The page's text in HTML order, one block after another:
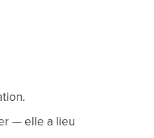
— elle a lieu